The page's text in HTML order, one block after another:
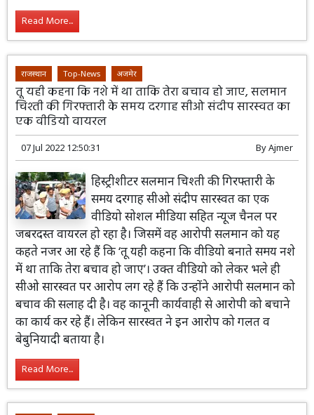
Read More...
राजस्थान Top-News अजमेर
तू यही कहना कि नशे में था ताकि तेरा बचाव हो जाए, सलमान
चिश्ती की गिरफ्तारी के समय दरगाह सीओ संदीप सारस्वत का
एक वीडियो वायरल
07 Jul 2022 12:50:31 ByAjmer
हिस्ट्रीशीटर सलमान चिश्ती की गिरफ्तारी के
समय दरगाह सीओ संदीप सारस्वत का एक
वीडियो सोशल मीडिया सहित न्यूज चैनल पर
जबरदस्त वायरल हो रहा है। जिसमें वह आरोपी सलमान को यह
कहते नजर आ रहे हैं कि ‘तू यही कहना कि वीडियो बनाते समय नशे
में था ताकि तेरा बचाव हो जाए’। उक्त वीडियो को लेकर भले ही
सीओ सारस्वत पर आरोप लग रहे हैं कि उन्होंने आरोपी सलमान को
बचाव की सलाह दी है। वह कानूनी कार्यवाही से आरोपी को बचाने
का कार्य कर रहे हैं। लेकिन सारस्वत ने इन आरोप को गलत व
बेबुनियादी बताया है।
Read More...